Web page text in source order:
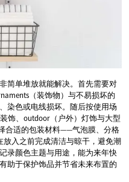
简单堆放就能解决。首先需要对
（装饰物）与不易损坏的
染色或电线损坏。随后按使用场
饰、outdoor（户外）灯饰与大型
合适的包装材料——气泡膜、分格
入之前完成清洁与晾干，避免潮
录颜色主题与用途，能为来年快
助于保护饰品并节省未来布置的